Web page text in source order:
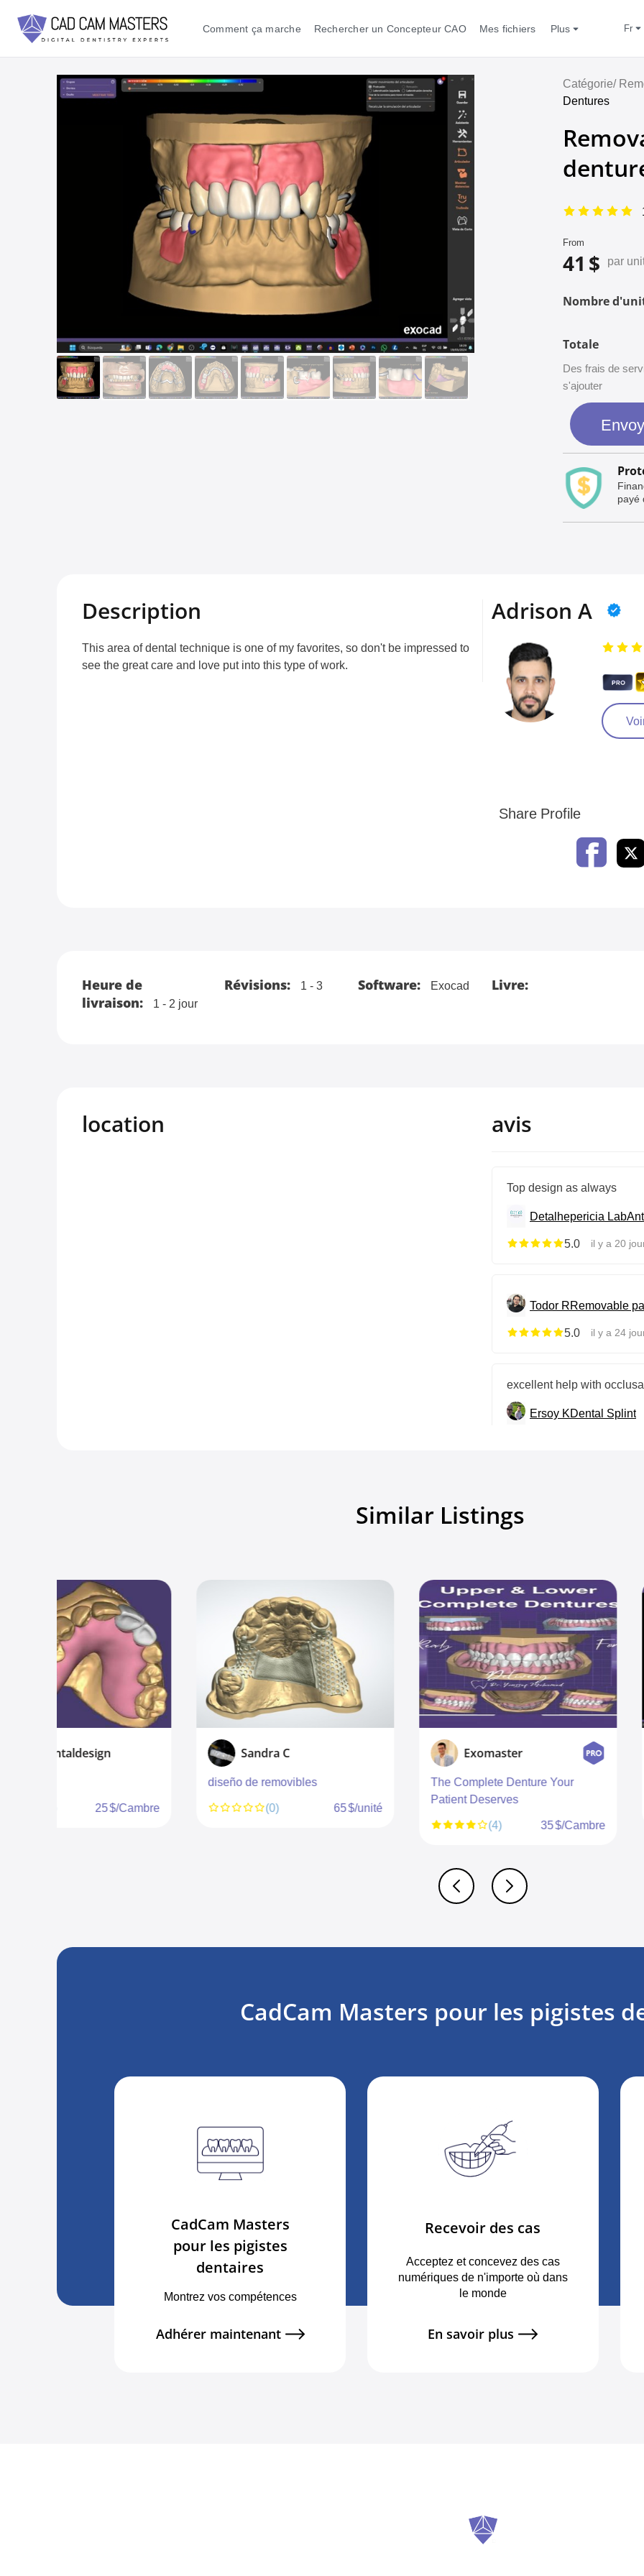
Comment ça marche Rechercher un Concepteur CAO Mes fichiers Plus fr
Catégorie/
Dentures
From
41 $ par
Nombre
Totale
Des frais de
s'ajouter
payé
Description
This area of ​​dental technique is one of my favorites, so don't be impressed to
see the great care and love put into this type of work.
Adrison A
Share Profile
Heure de
livraison:
1 - 2 jour
Révisions: 1 - 3 Software: Exocad Livre:
location avis
Top design as always
Detalhepericia Lab
5.0
il y a 20
Todor RRemovable
5.0
il y a 24
excellent help with
Ersoy KDental Splint
Similar Listings
Sandra C
(0)
65 $/unité
The Complete Denture Your
Patient Deserves
35 $/Cambre
adrison
Removable partial denture
CadCam Masters pour les pigistes
CadCam Masters
pour les pigistes
dentaires
Montrez vos compétences
Adhérer maintenant
Recevoir des cas
Acceptez et concevez des cas
numériques de n'importe où dans
le monde
En savoir plus